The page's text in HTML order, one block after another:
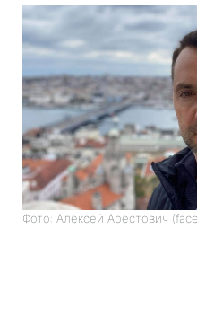
Фото: Алексей Арестович